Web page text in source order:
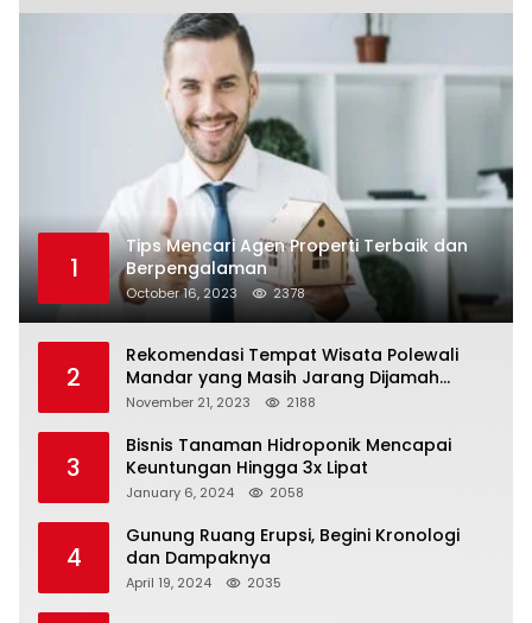
1
Tips Mencari Agen Properti Terbaik dan
Berpengalaman
October 16, 2023 2378
2
Rekomendasi Tempat Wisata Polewali
Mandar yang Masih Jarang Dijamah
Wisatawan
November 21, 2023 2188
3
Bisnis Tanaman Hidroponik Mencapai
Keuntungan Hingga 3x Lipat
January 6, 2024 2058
4
Gunung Ruang Erupsi, Begini Kronologi
dan Dampaknya
April 19, 2024 2035